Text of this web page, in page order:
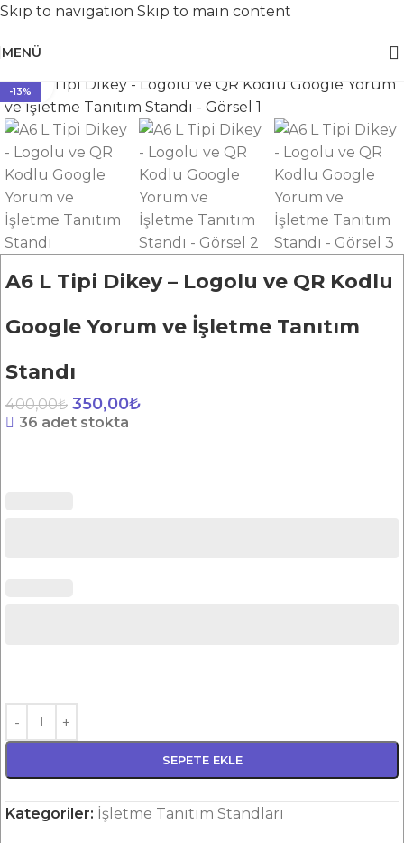
Skip to navigation Skip to main content
MENÜ
Ana Sayfa
-13% Büyütmek için tıklayın
A6 L Tipi Dikey – Logolu ve QR Kodlu
Google Yorum ve İşletme Tanıtım
Standı
400,00₺ 350,00₺
36 adet stokta
SEPETE EKLE
Kategoriler: İşletme Tanıtım Standları